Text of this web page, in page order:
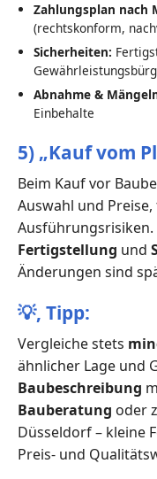
Zahlungsplan nach
(rechtskonform,
Sicherheiten:
Abnahme &
Einbehalte
5) „Kauf vom
Beim Kauf vor
Auswahl und
Fertigstellung und
Änderungen sind
💡, Tipp:
Vergleiche stets
ähnlicher Lage und
Baubeschreibung
Bauberatung oder
Düsseldorf – kleine
Preis- und